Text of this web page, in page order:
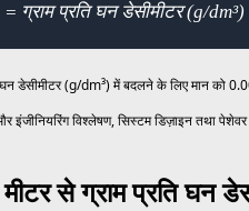
= ग्राम प्रति घन डेसीमीटर (g/
घन डेसीमीटर (g/dm³) में बदलने के लिए मान को
इंजीनियरिंग विश्लेषण, सिस्टम डिज़ाइन तथा
से ग्राम प्रति घन